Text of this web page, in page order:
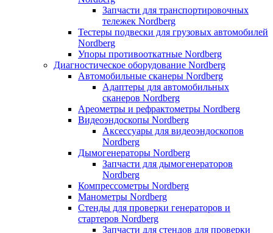
Запчасти для транспортировочных
тележек Nordberg
Тестеры подвески для грузовых автомобилей
Nordberg
Упоры противооткатные Nordberg
Диагностическое оборудование Nordberg
Автомобильные сканеры Nordberg
Адаптеры для автомобильных
сканеров Nordberg
Ареометры и рефрактометры Nordberg
Видеоэндоскопы Nordberg
Аксессуары для видеоэндоскопов
Nordberg
Дымогенераторы Nordberg
Запчасти для дымогенераторов
Nordberg
Компрессометры Nordberg
Манометры Nordberg
Стенды для проверки генераторов и
стартеров Nordberg
Запчасти для стендов для проверки